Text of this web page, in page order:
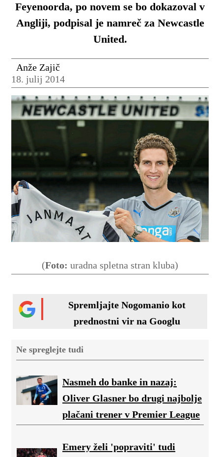
Feyenoorda, po novem se bo dokazoval v
Angliji, podpisal je namreč za Newcastle
United.
Anže Zajič
18. julij 2014
(Foto: uradna spletna stran kluba)
Spremljajte Nogomanio kot
prednostni vir na Googlu
Ne spreglejte tudi
Nasmeh do banke in nazaj:
Oliver Glasner bo drugi najbolje
plačani trener v Premier League
Emery želi 'popraviti' tudi